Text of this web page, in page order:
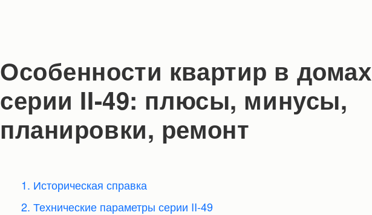
Особенности квартир в домах
серии II-49: плюсы, минусы,
планировки, ремонт
1. Историческая справка
2. Технические параметры серии II-49